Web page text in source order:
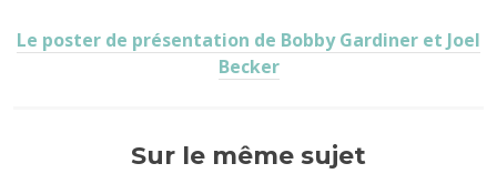
Le poster de présentation de Bobby Gardiner et Joel
Becker
Sur le même sujet